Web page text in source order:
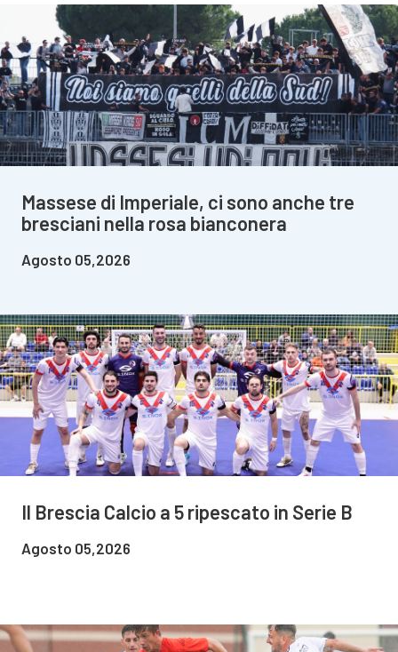
Massese di Imperiale, ci sono anche tre
bresciani nella rosa bianconera
Agosto 05,2026
Il Brescia Calcio a 5 ripescato in Serie B
Agosto 05,2026